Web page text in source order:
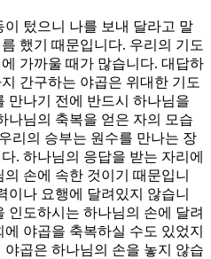
텄으니 나를 보내 달라고 말
했기 때문입니다. 우리의 기도
가까울 때가 많습니다. 대답하
간구하는 야곱은 위대한 기도
만나기 전에 반드시 하나님을
나님의 축복을 얻은 자의 모습
리의 승부는 원수를 만나는 장
. 하나님의 응답을 받는 자리에
손에 속한 것이기 때문입니
이나 요행에 달려있지 않습니
인도하시는 하나님의 손에 달려
야곱을 축복하실 수도 있었지
곱은 하나님의 손을 놓지 않습